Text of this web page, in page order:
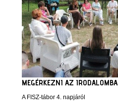
MEGÉRKEZNI AZ IRODALOMBA
A FISZ-tábor 4. napjáról